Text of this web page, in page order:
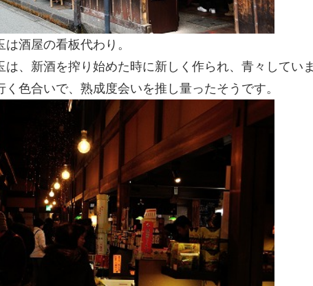
酒屋の看板代わり。
、新酒を搾り始めた時に新しく作られ、青々していま
色合いで、熟成度会いを推し量ったそうです。